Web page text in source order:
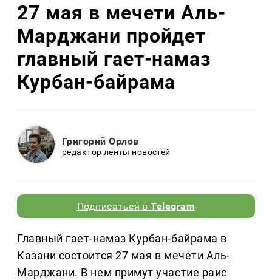
27 мая в мечети Аль-
Марджани пройдет
главный гает-намаз
Курбан-байрама
Григорий Орлов
редактор ленты новостей
Подписаться вTelegram
Главный гает-намаз Курбан-байрама в
Казани состоится 27 мая в мечети Аль-
Марджани. В нем примут участие раис